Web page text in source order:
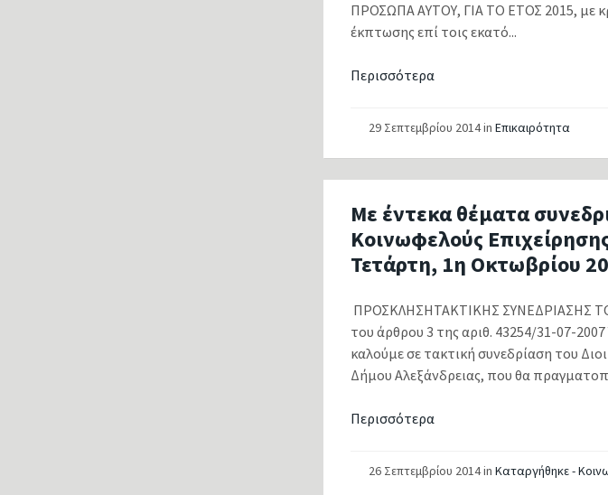
ΠΡΟΣΩΠΑ ΑΥΤΟΥ, ΓΙΑ ΤΟ ΕΤΟΣ 2015, με
έκπτωσης επί τοις εκατό...
Περισσότερα
29 Σεπτεμβρίου 2014inΕπικαιρότητα
Με έντεκα θέματα
Κοινωφελούς
Τετάρτη, 1η Οκτωβρίου
ΠΡΟΣΚΛΗΣΗΤΑΚΤΙΚΗΣ ΣΥΝΕΔΡΙΑΣΗΣ
του άρθρου 3 της αριθ. 43254/31-07-
καλούμε σε τακτική συνεδρίαση του
Δήμου Αλεξάνδρειας, που θα
Περισσότερα
26 Σεπτεμβρίου 2014inΚαταργήθηκε -